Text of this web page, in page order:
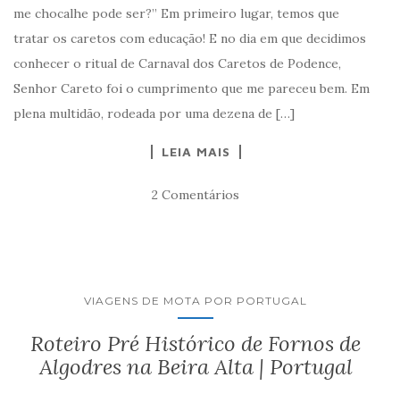
me chocalhe pode ser?” Em primeiro lugar, temos que
tratar os caretos com educação! E no dia em que decidimos
conhecer o ritual de Carnaval dos Caretos de Podence,
Senhor Careto foi o cumprimento que me pareceu bem. Em
plena multidão, rodeada por uma dezena de […]
LEIA MAIS
2 Comentários
VIAGENS DE MOTA POR PORTUGAL
Roteiro Pré Histórico de Fornos de
Algodres na Beira Alta | Portugal